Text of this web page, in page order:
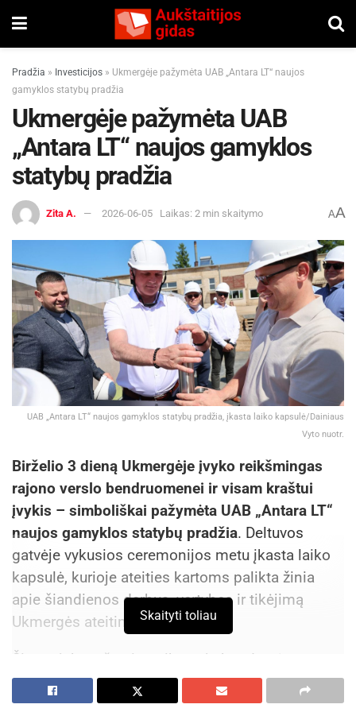
Pradžia » Investicijos » Ukmergėje pažymėta UAB „Antara LT“ naujos
gamyklos statybų pradžia
Ukmergėje pažymėta UAB
„Antara LT“ naujos gamyklos
statybų pradžia
Zita A. 2026-06-05 Laikas: 2 min skaitymo AA
UAB „Antara LT“ naujos gamyklos statybų pradžia, įkasta laiko kapsulė/Dainiaus
Vyto nuotr.
Birželio 3 dieną Ukmergėje įvyko reikšmingas
rajono verslo bendruomenei ir visam kraštui
įvykis – simboliškai pažymėta UAB „Antara LT“
naujos gamyklos statybų pradžia. Deltuvos
gatvėje vykusios ceremonijos metu įkasta laiko
kapsulė, kurioje ateities kartoms palikta žinia
apie šiandienos darbus, vertybes ir tikėjimą
Ukmergės ateitimi.
Šis projektas žymi ne tik naują bendrovės
augimo etapą, bet ir dar vieną svarbų žingsnį
stiprinant Ukmergės rajono ekonominį
Skaityti toliau